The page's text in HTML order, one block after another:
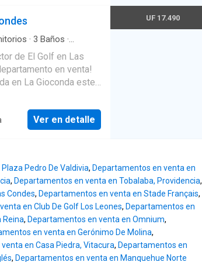
útil: 168 m² -
total: 188 m²
Estacionamientos
hall de entrada -
con salida a terraza -
y baño de
y con salida a una
un baño
Gastos comunes:
$426.563 más
· 3 Baños ·
de El Golf en Las
en venta!
en La Gioconda este
que
con estilo y confort en
de la mejor
tiene para ofrecer.
y finas
comodidad que
de adquirir esta
a disfrutar de la
un lugar único y
Ver en detalle
UF 17.490
Pedro De Valdivia, Departamentos en venta en
, Departamentos en venta en Tobalaba, Providencia,
Condes, Departamentos en venta en Stade Français,
en Club De Golf Los Leones, Departamentos en
Reina, Departamentos en venta en Omnium,
en venta en Gerónimo De Molina,
en Casa Piedra, Vitacura, Departamentos en
, Departamentos en venta en Manquehue Norte